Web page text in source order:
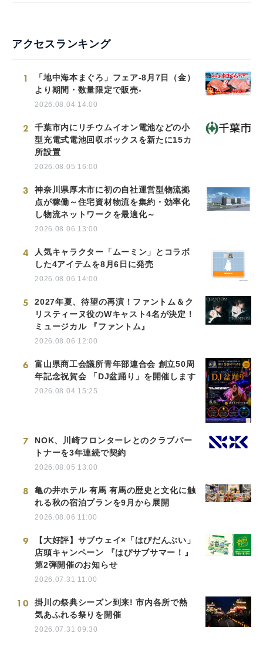
アクセスランキング
1
「地中海本まぐろ」フェア-8月7日（金）
より期間・数量限定で販売-
2026.08.04 14:00
2
千葉市内にリチウムイオン電池などの小
型充電式電池回収ボックスを新たに15カ
所設置
2026.08.05 16:00
3
神奈川県厚木市に初の自社運営型物流拠
点が稼働～住宅資材物流を集約・効率化
し物流ネットワークを最適化～
2026.08.06 13:00
4
人気キャラクター「ムーミン」とコラボ
した4アイテムを8月6日に発売
2026.08.06 14:00
5
2027年夏、待望の再演！ファントム＆ク
リスティーヌ役のWキャスト4名が決定！
ミュージカル 『ファントム』
2026.08.06 12:00
6
富山県商工会議所青年部連合会 創立50周
年記念祝賀会 「DJ盆踊り」を開催します
2026.08.04 15:25
7
NOK、川崎フロンターレとのクラブパー
トナーを3年連続で契約
2026.08.05 13:00
8
亀の井ホテル 有馬 有馬の歴史と文化に触
れる秋の宿泊プランを9月から展開
2026.08.06 11:00
9
【大好評】サブウェイ×「はぴだんぶい」
店頭キャンペーン 『はぴサブサマー！』
第2弾開催のお知らせ
2026.07.31 11:00
10
掛川の祭典シーズン到来! 市内各所で熱
気あふれる祭りを開催
2026.07.31 09:30